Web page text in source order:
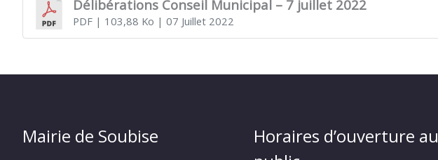
Délibérations Conseil Municipal – 7 juillet 2022
PDF| 103,88 Ko | 07 Juillet 2022
Mairie de Soubise
Horaires d’ouverture au